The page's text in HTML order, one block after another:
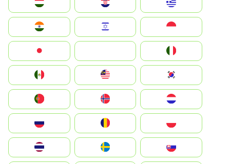
Hrvatska
Magyarország
Indonesia
South Korea
Nederland
Portugal
România
Slovensko